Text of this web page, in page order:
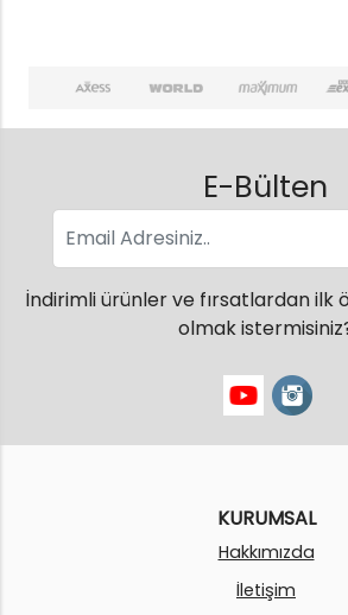
E-Bülten
İndirimli ürünler ve fırsatlardan ilk
olmak
KURUMSAL
Hakkımızda
İletişim